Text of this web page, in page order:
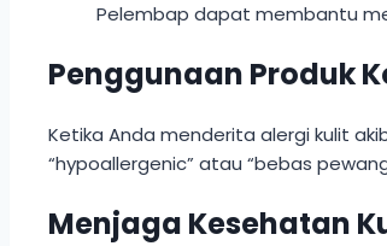
Pelembap dapat membantu
Penggunaan Produk
Ketika Anda menderita alergi kulit
“hypoallergenic” atau “bebas
Menjaga Kesehatan